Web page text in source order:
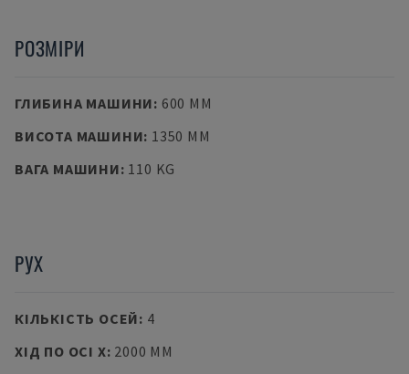
РОЗМІРИ
ГЛИБИНА МАШИНИ: 600 MM
ВИСОТА МАШИНИ: 1350 MM
ВАГА МАШИНИ: 110 KG
РУХ
КІЛЬКІСТЬ ОСЕЙ: 4
ХІД ПО ОСІ X: 2000 MM